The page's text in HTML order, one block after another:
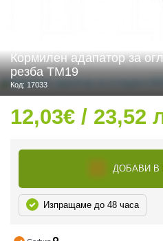
Кормилен адапатор за
резба TM19
Код: 17033
12,03€ / 23,52
ДОБАВИ В
Изпращаме до 48 часа